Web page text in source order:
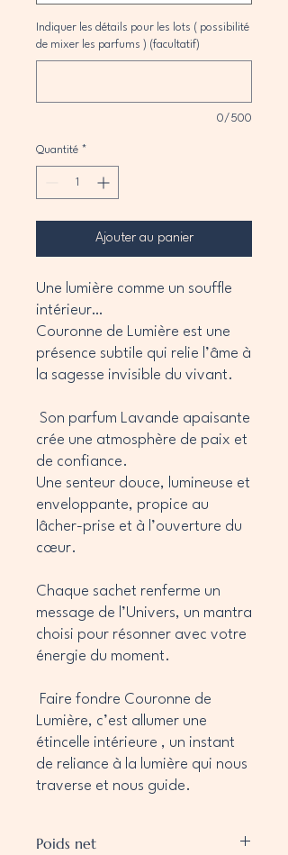
Indiquer les détails pour les lots ( possibilité
de mixer les parfums ) (facultatif)
0/500
Quantité *
Ajouter au panier
Une lumière comme un souffle
intérieur…
Couronne de Lumière est une
présence subtile qui relie l’âme à
la sagesse invisible du vivant.
Son parfum Lavande apaisante
crée une atmosphère de paix et
de confiance.
Une senteur douce, lumineuse et
enveloppante, propice au
lâcher-prise et à l’ouverture du
cœur.
Chaque sachet renferme un
message de l’Univers, un mantra
choisi pour résonner avec votre
énergie du moment.
Faire fondre Couronne de
Lumière, c’est allumer une
étincelle intérieure , un instant
de reliance à la lumière qui nous
traverse et nous guide.
Poids net